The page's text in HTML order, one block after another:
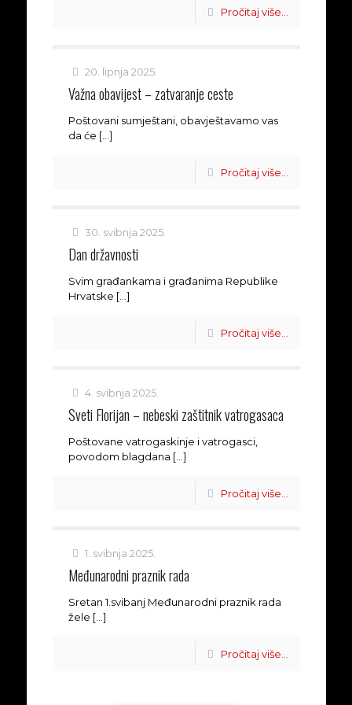
Pročitaj više...
20. lipnja 2025.
Važna obavijest – zatvaranje ceste
Poštovani sumještani, obavještavamo vas
da će […]
Pročitaj više...
30. svibnja 2025.
Dan državnosti
Svim građankama i građanima Republike
Hrvatske […]
Pročitaj više...
4. svibnja 2025.
Sveti Florijan – nebeski zaštitnik vatrogasaca
Poštovane vatrogaskinje i vatrogasci,
povodom blagdana […]
Pročitaj više...
1. svibnja 2025.
Međunarodni praznik rada
Sretan 1.svibanj Međunarodni praznik rada
žele […]
Pročitaj više...